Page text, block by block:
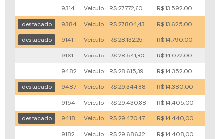
9314 Veículo R$ 27.772,60 R$ 13.592,00
destacado
9384 Veículo R$ 27.804,43 R$ 13.625,00
destacado
9141 Veículo R$ 28.132,25 R$ 14.790,00
9161
Veículo R$ 28.541,80 R$ 14.072,00
9482
Veículo R$ 28.615,39 R$ 14.352,00
destacado
9487 Veículo R$ 29.344,88 R$ 14.380,00
9154
Veículo R$ 29.430,88 R$ 14.405,00
destacado
9418 Veículo R$ 29.470,47 R$ 14.440,00
9182
Veículo R$ 29.686,32 R$ 14.408,00